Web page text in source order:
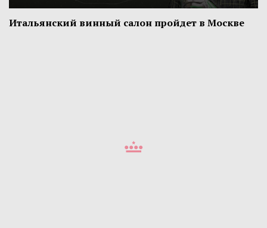
Итальянский винный салон пройдет в Москве